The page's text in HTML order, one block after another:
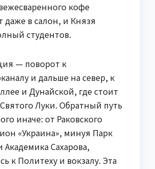
кофе
даже в салон, и Князя
студентов.
— поворот к
и дальше на север, к
и Дунайской, где стоит
Луки. Обратный путь
иначе: от Раковского
«Украина», минуя Парк
Академика Сахарова,
к Политеху и вокзалу. Эта